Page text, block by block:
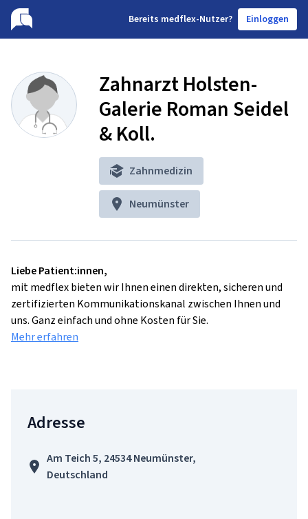
Bereits medflex-Nutzer? Einloggen
Zahnarzt Holsten-
Galerie Roman Seidel
& Koll.
Zahnmedizin
Neumünster
Liebe Patient:innen,
mit medflex bieten wir Ihnen einen direkten, sicheren und
zertifizierten Kommunikationskanal zwischen Ihnen und
uns. Ganz einfach und ohne Kosten für Sie.
Mehr erfahren
Adresse
Am Teich 5, 24534 Neumünster,
Deutschland